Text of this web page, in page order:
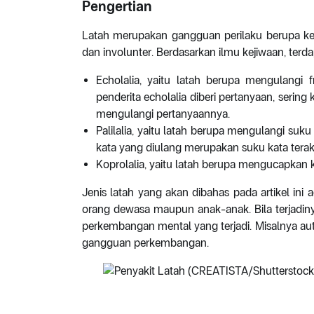
Pengertian
Latah merupakan gangguan perilaku berupa
dan involunter. Berdasarkan ilmu kejiwaan,
Echolalia, yaitu latah berupa
penderita echolalia diberi pertanyaan,
mengulangi pertanyaannya.
Palilalia, yaitu latah berupa mengulangi
kata yang diulang merupakan suku kata
Koprolalia, yaitu latah berupa mengucapkan
Jenis latah yang akan dibahas pada artikel ini
orang dewasa maupun anak-anak. Bila
perkembangan mental yang terjadi. Misalnya
gangguan perkembangan.